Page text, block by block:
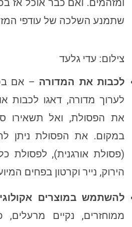
ומזהמים. ואם כבר אוכל אז
שתמנע השלכה של עודפי
צילום: עדי גלעד
לכבות את המדורה– אם
לערוך מדורה, דאגו לכבות
את הפסולת, ואל תשאירו
במקום. את הפסולת ניתן
(פסולת אורגנית), לפסולת
הירוק, נייר וקרטון בפחים
להשתמש במוצרים
ממוחזרים, נקיים מרעלים,